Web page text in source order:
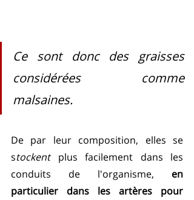
Ce sont donc des graisses
considérées comme
malsaines.
De par leur composition, elles se
stockent plus facilement dans les
conduits de l'organisme, en
particulier dans les artères pour